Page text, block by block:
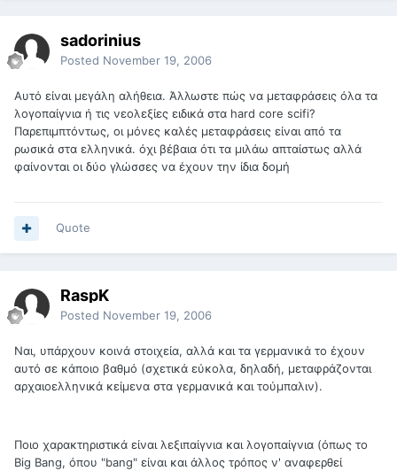
sadorinius
Posted November 19, 2006
Αυτό είναι μεγάλη αλήθεια. Άλλωστε πώς να μεταφράσεις όλα τα
λογοπαίγνια ή τις νεολεξίες ειδικά στα hard core scifi?
Παρεπιμπτόντως, οι μόνες καλές μεταφράσεις είναι από τα
ρωσικά στα ελληνικά. όχι βέβαια ότι τα μιλάω απταίστως αλλά
φαίνονται οι δύο γλώσσες να έχουν την ίδια δομή
Quote
RaspK
Posted November 19, 2006
Ναι, υπάρχουν κοινά στοιχεία, αλλά και τα γερμανικά το έχουν
αυτό σε κάποιο βαθμό (σχετικά εύκολα, δηλαδή, μεταφράζονται
αρχαιοελληνικά κείμενα στα γερμανικά και τούμπαλιν).
Ποιο χαρακτηριστικά είναι λεξιπαίγνια και λογοπαίγνια (όπως το
Big Bang, όπου "bang" είναι και άλλος τρόπος ν' αναφερθεί